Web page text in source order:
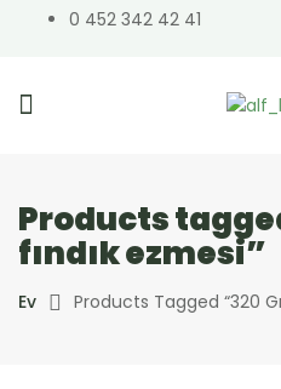
0 452 342 42 41
Products
fındık ezmesi”
Ev Products Tagged “320 Gr